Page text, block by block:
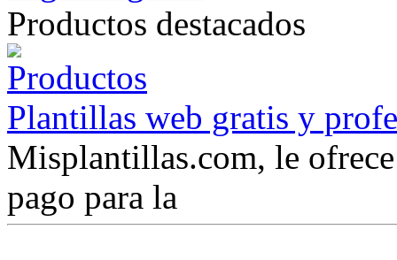
Productos destacados
Plantillas web gratis y
Misplantillas.com, le
pago para la